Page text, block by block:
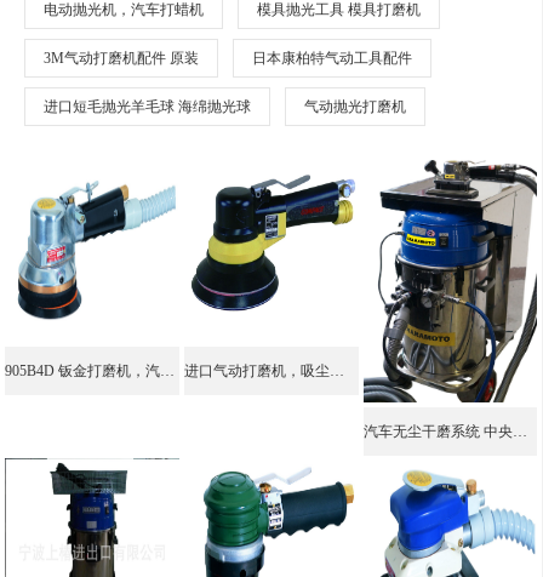
电动抛光机，汽车打蜡机 模具抛光工具 模具打磨机
3M气动打磨机配件 原装 日本康柏特气动工具配件
进口短毛抛光羊毛球 海绵抛光球 气动抛光打磨机
905B4D 钣金打磨机，汽车腻子打磨机，气动干磨机，大功率打磨机 进口气动打磨机，吸尘打磨机，油漆打磨机，干磨机 气动 937CD
汽车无尘干磨系统 中央干磨系统 汽车电动干磨机 集尘桶